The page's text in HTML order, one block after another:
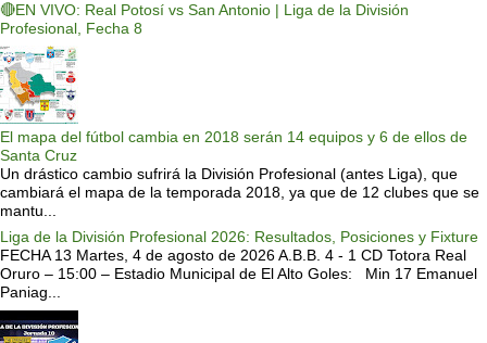
🔴EN VIVO: Real Potosí vs San Antonio | Liga de la División
Profesional, Fecha 8
El mapa del fútbol cambia en 2018 serán 14 equipos y 6 de ellos de
Santa Cruz
Un drástico cambio sufrirá la División Profesional (antes Liga), que
cambiará el mapa de la temporada 2018, ya que de 12 clubes que se
mantu...
Liga de la División Profesional 2026: Resultados, Posiciones y Fixture
FECHA 13 Martes, 4 de agosto de 2026 A.B.B. 4 - 1 CD Totora Real
Oruro – 15:00 – Estadio Municipal de El Alto Goles: Min 17 Emanuel
Paniag...